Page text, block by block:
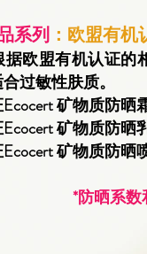
系列 ：欧盟有
欧盟有机认证的
过敏性肤质。
矿物质防晒
矿物质防晒
矿物质防晒
*防晒系